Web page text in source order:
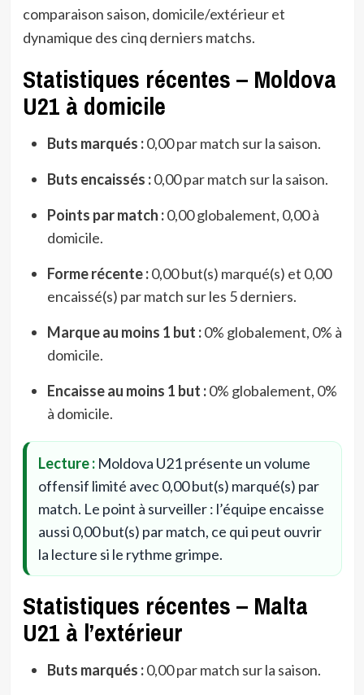
comparaison saison, domicile/extérieur et
dynamique des cinq derniers matchs.
Statistiques récentes – Moldova
U21 à domicile
Buts marqués :0,00 par match sur la saison.
Buts encaissés :0,00 par match sur la saison.
Points par match :0,00 globalement, 0,00 à
domicile.
Forme récente :0,00 but(s) marqué(s) et 0,00
encaissé(s) par match sur les 5 derniers.
Marque au moins 1 but :0% globalement, 0% à
domicile.
Encaisse au moins 1 but :0% globalement, 0%
à domicile.
Lecture :Moldova U21 présente un volume
offensif limité avec 0,00 but(s) marqué(s) par
match. Le point à surveiller : l’équipe encaisse
aussi 0,00 but(s) par match, ce qui peut ouvrir
la lecture si le rythme grimpe.
Statistiques récentes – Malta
U21 à l’extérieur
Buts marqués :0,00 par match sur la saison.